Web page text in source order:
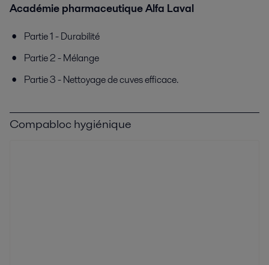
Académie pharmaceutique Alfa Laval
Partie 1 - Durabilité
Partie 2 - Mélange
Partie 3 - Nettoyage de cuves efficace.
Compabloc hygiénique